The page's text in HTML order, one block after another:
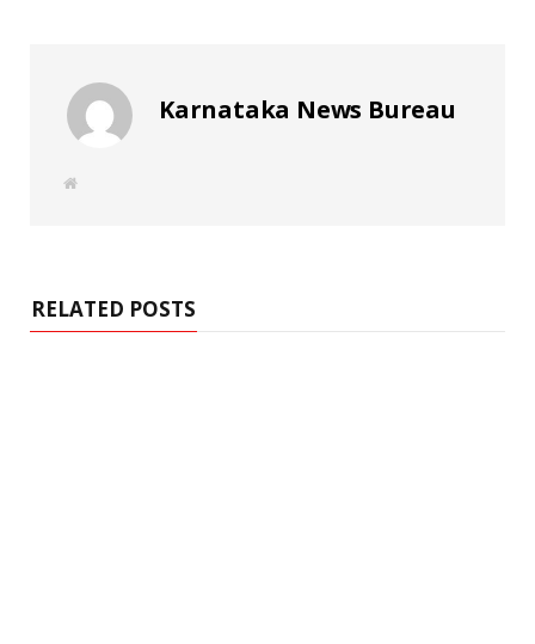
Karnataka News Bureau
W
RELATED POSTS